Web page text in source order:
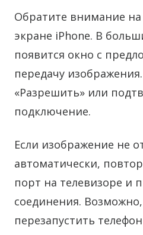
Обратите внимание
экране iPhone. В
появится окно с
передачу
«Разрешить» или
подключение.
Если изображение не
автоматически,
порт на телевизоре и
соединения.
перезапустить